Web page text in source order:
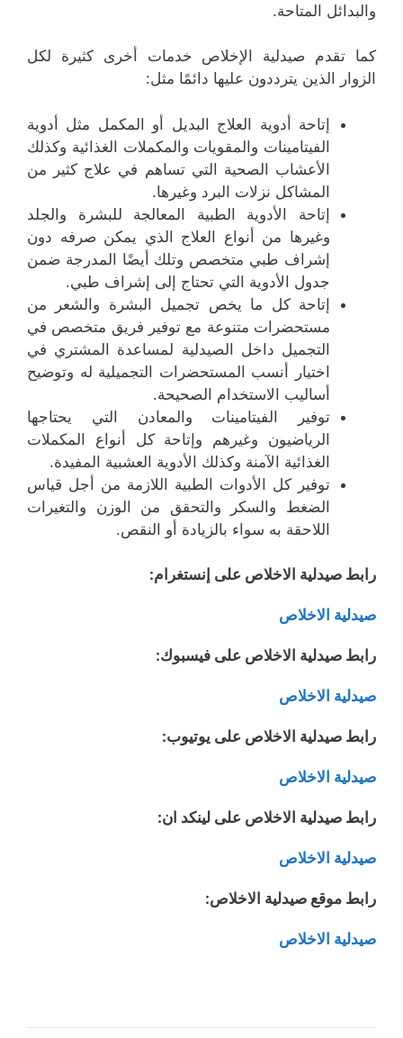
والبدائل المتاحة.
كما تقدم صيدلية الإخلاص خدمات أخرى كثيرة لكل
الزوار الذين يترددون عليها دائمًا مثل:
إتاحة أدوية العلاج البديل أو المكمل مثل أدوية
الفيتامينات والمقويات والمكملات الغذائية وكذلك
الأعشاب الصحية التي تساهم في علاج كثير من
المشاكل نزلات البرد وغيرها.
إتاحة الأدوية الطبية المعالجة للبشرة والجلد
وغيرها من أنواع العلاج الذي يمكن صرفه دون
إشراف طبي متخصص وتلك أيضًا المدرجة ضمن
جدول الأدوية التي تحتاج إلى إشراف طبي.
إتاحة كل ما يخص تجميل البشرة والشعر من
مستحضرات متنوعة مع توفير فريق متخصص في
التجميل داخل الصيدلية لمساعدة المشتري في
اختيار أنسب المستحضرات التجميلية له وتوضيح
أساليب الاستخدام الصحيحة.
توفير الفيتامينات والمعادن التي يحتاجها
الرياضيون وغيرهم وإتاحة كل أنواع المكملات
الغذائية الآمنة وكذلك الأدوية العشبية المفيدة.
توفير كل الأدوات الطبية اللازمة من أجل قياس
الضغط والسكر والتحقق من الوزن والتغيرات
اللاحقة به سواء بالزيادة أو النقص.
رابط صيدلية الاخلاص على إنستغرام:
صيدلية الاخلاص
رابط صيدلية الاخلاص على فيسبوك:
صيدلية الاخلاص
رابط صيدلية الاخلاص على يوتيوب:
صيدلية الاخلاص
رابط صيدلية الاخلاص على لينكد ان:
صيدلية الاخلاص
رابط موقع صيدلية الاخلاص:
صيدلية الاخلاص